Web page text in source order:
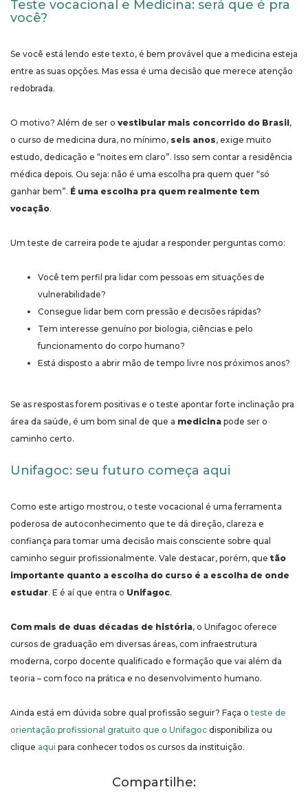
Teste vocacional e Medicina: será que é pra
você?
Se você está lendo este texto, é bem provável que a medicina esteja
entre as suas opções. Mas essa é uma decisão que merece atenção
redobrada.
O motivo? Além de ser o vestibular mais concorrido do Brasil,
o curso de medicina dura, no mínimo, seis anos, exige muito
estudo, dedicação e “noites em claro”. Isso sem contar a residência
médica depois. Ou seja: não é uma escolha pra quem quer “só
ganhar bem”. É uma escolha pra quem realmente tem
vocação.
Um teste de carreira pode te ajudar a responder perguntas como:
Você tem perfil pra lidar com pessoas em situações de
vulnerabilidade?
Consegue lidar bem com pressão e decisões rápidas?
Tem interesse genuíno por biologia, ciências e pelo
funcionamento do corpo humano?
Está disposto a abrir mão de tempo livre nos próximos anos?
Se as respostas forem positivas e o teste apontar forte inclinação pra
área da saúde, é um bom sinal de que a medicina pode ser o
caminho certo.
Unifagoc: seu futuro começa aqui
Como este artigo mostrou, o teste vocacional é uma ferramenta
poderosa de autoconhecimento que te dá direção, clareza e
confiança para tomar uma decisão mais consciente sobre qual
caminho seguir profissionalmente. Vale destacar, porém, que tão
importante quanto a escolha do curso é a escolha de onde
estudar. E é aí que entra o Unifagoc.
Com mais de duas décadas de história, o Unifagoc oferece
cursos de graduação em diversas áreas, com infraestrutura
moderna, corpo docente qualificado e formação que vai além da
teoria – com foco na prática e no desenvolvimento humano.
Ainda está em dúvida sobre qual profissão seguir? Faça oteste de
orientação profissional gratuito que o Unifagoc disponibiliza ou
clique aqui para conhecer todos os cursos da instituição.
Compartilhe: